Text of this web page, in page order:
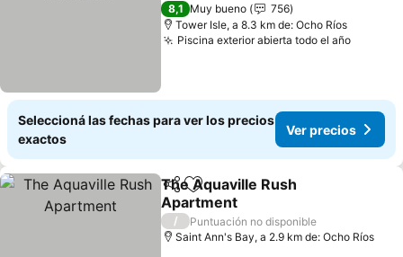
8,1 Muy bueno
756
Tower Isle, a 8.3 km de: Ocho Ríos
Piscina exterior abierta todo el año
Seleccioná las fechas para ver los precios
exactos
Ver precios
Compartir
Añadir a favoritos
The Aquaville Rush
Apartment
/
Puntuación no disponible
Saint Ann's Bay, a 2.9 km de: Ocho Ríos